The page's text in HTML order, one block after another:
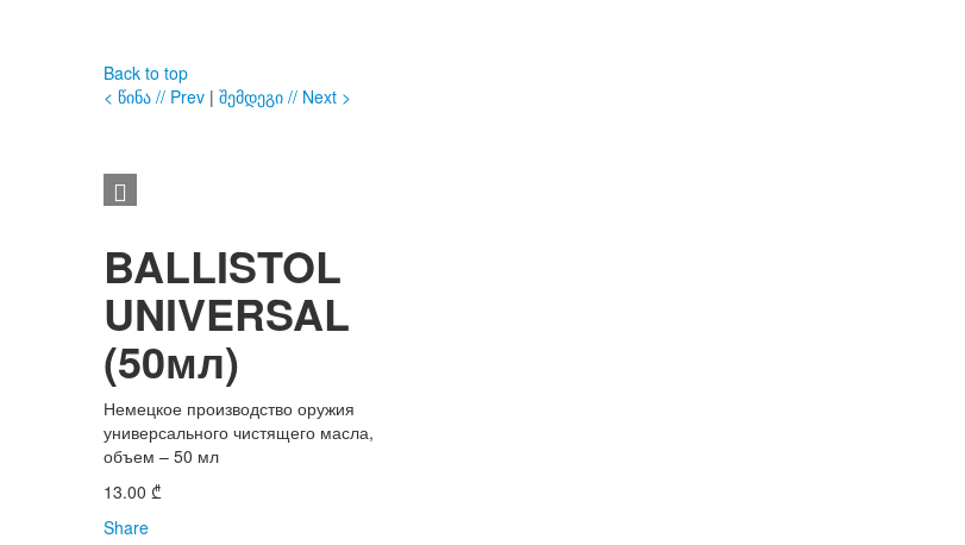
Back to top
< წინა // Prev | შემდეგი // Next >
BALLISTOL
UNIVERSAL
(50мл)
Немецкое производство оружия
универсального чистящего масла,
объем – 50 мл
13.00 ₾
Share